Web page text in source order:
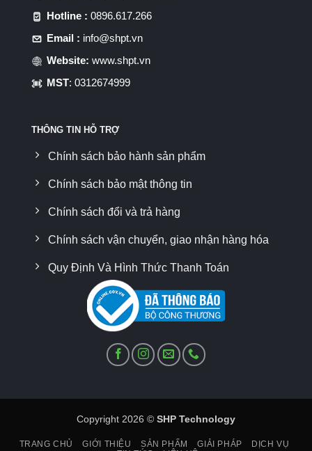
Hotline : 0896.617.266
Email : info@shpt.vn
Website: www.shpt.vn
MST: 0312674999
THÔNG TIN HỖ TRỢ
Chính sách bảo hành sản phẩm
Chính sách bảo mật thông tin
Chính sách đổi và trả hàng
Chính sách vận chuyển, giao nhận hàng hóa
Quy Định Và Hình Thức Thanh Toán
Copyright 2026 © SHP Technology
TRANG CHỦ GIỚI THIỆU SẢN PHẨM GIẢI PHÁP
DỊCH VỤ